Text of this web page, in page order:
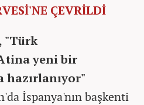
ÇEVRİLDİ
"Türk
yeni bir
İspanya'nın başkenti